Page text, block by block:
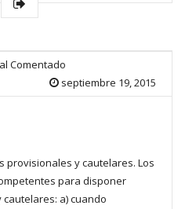
Comentado
septiembre 19, 2015
provisionales y cautelares. Los
para disponer
a) cuando